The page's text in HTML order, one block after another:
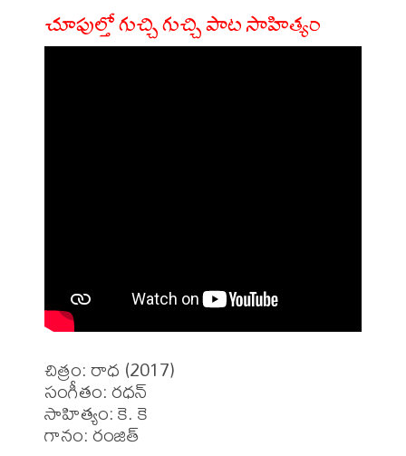
చూపుల్తో గుచ్చి గుచ్చి పాట సాహిత్యం
చిత్రం: రాధ (2017)
సంగీతం: రధన్
సాహిత్యం: కె. కె
గానం: రంజిత్